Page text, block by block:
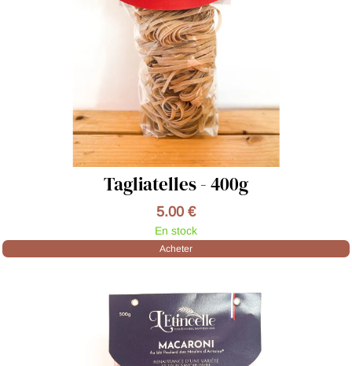
Tagliatelles - 400g
5.00 €
En stock
Acheter